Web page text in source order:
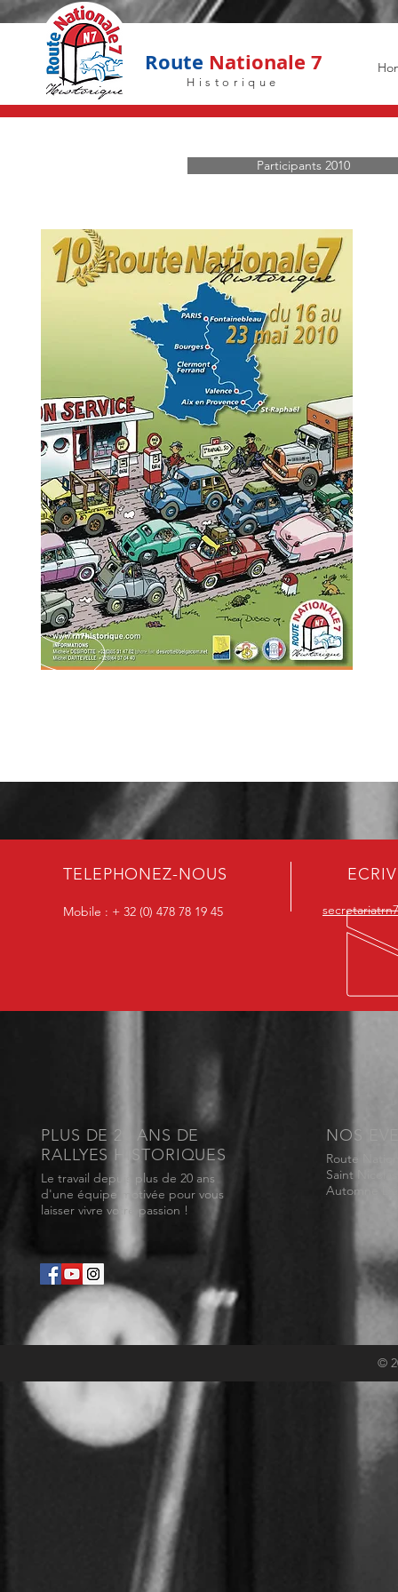
Route Nationale 7
Historique
Participants 2010
TELEPHONEZ-NOUS
Mobile : + 32 (0) 478 78 19 45
PLUS DE 20 ANS DE
RALLYES HISTORIQUES
Le travail depuis plus de 20 ans
d'une équipe motivée pour vous
laisser vivre votre passion !
NOS
Route
Saint
Automne
©